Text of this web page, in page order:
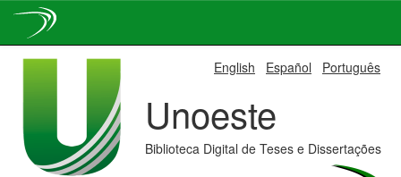
English Español Português
Unoeste
Biblioteca Digital de Teses e Dissertações